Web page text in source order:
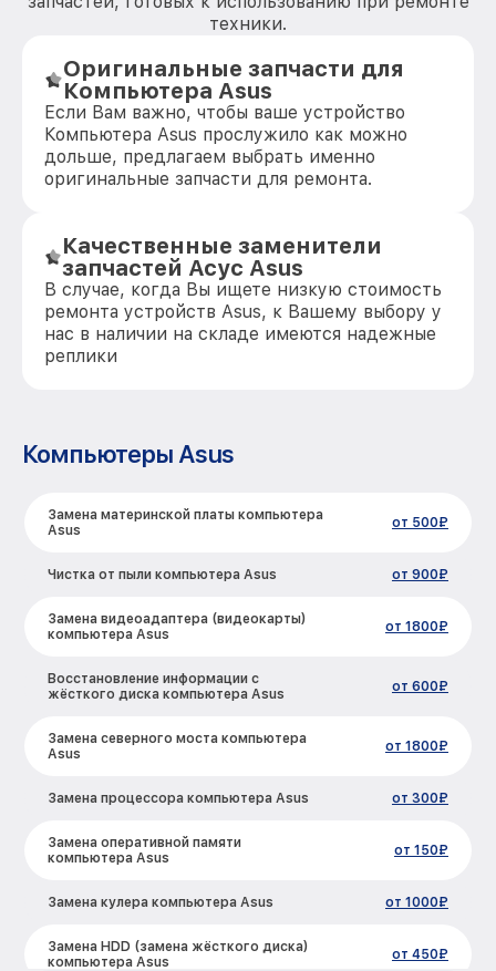
техники.
Оригинальные запчасти для
Компьютера Asus
Если Вам важно, чтобы ваше устройство
Компьютера Asus прослужило как можно
дольше, предлагаем выбрать именно
оригинальные запчасти для ремонта.
Качественные заменители
запчастей Асус Asus
В случае, когда Вы ищете низкую стоимость
ремонта устройств Asus, к Вашему выбору у
нас в наличии на складе имеются надежные
реплики
Компьютеры Asus
Замена материнской платы компьютера
Asus
от 500₽
Чистка от пыли компьютера Asus от 900₽
Замена видеоадаптера (видеокарты)
компьютера Asus
от 1800₽
Восстановление информации с
жёсткого диска компьютера Asus
от 600₽
Замена северного моста компьютера
Asus
от 1800₽
Замена процессора компьютера Asus от 300₽
Замена оперативной памяти
компьютера Asus
от 150₽
Замена кулера компьютера Asus от 1000₽
Замена HDD (замена жёсткого диска)
компьютера Asus
от 450₽